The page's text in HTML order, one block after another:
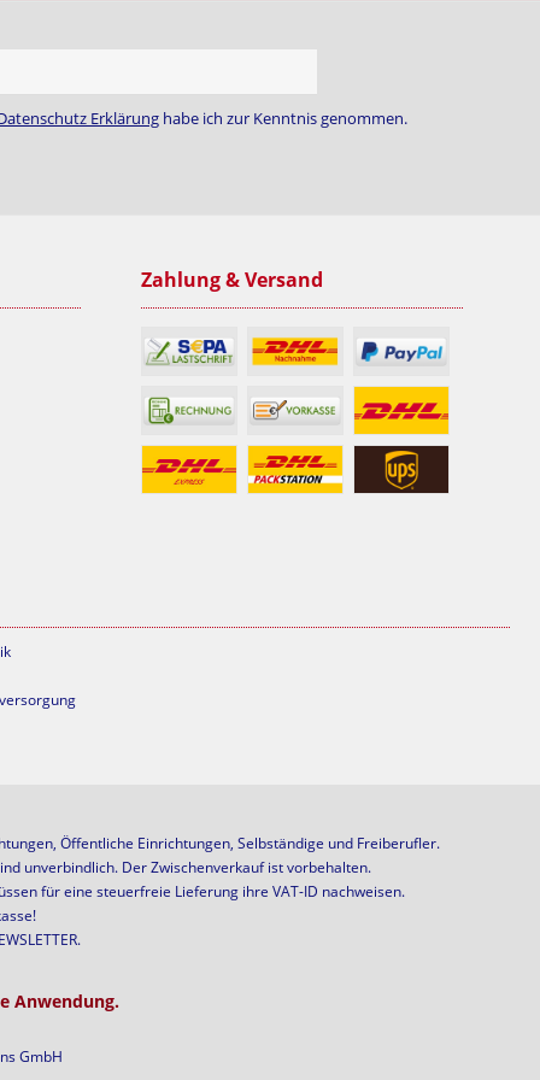
Erklärunghabe ich zur Kenntnis genommen.
Zahlung & Versand
Öffentliche Einrichtungen, Selbständige und Freiberufler.
unverbindlich. Der Zwischenverkauf ist vorbehalten.
für eine steuerfreie Lieferung ihre VAT-ID nachweisen.
Anwendung.
GmbH